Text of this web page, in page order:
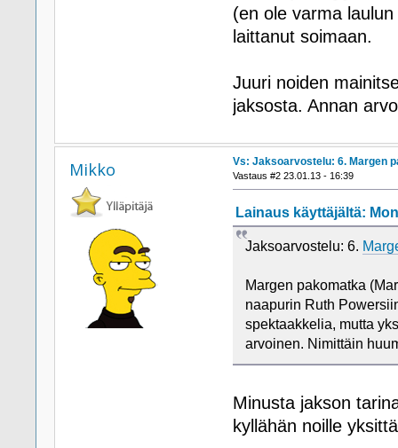
(en ole varma
laittanut soimaan.
Juuri noiden
jaksosta. Annan
Mikko Vs: Jaksoarvostelu: 6. Margen
Vastaus #2 23.01.13 - 16:39
Lainaus käyttäjältä:
Jaksoarvostelu: 6.
Margen pakomatka
naapurin Ruth
spektaakkelia, mutta
arvoinen. Nimittäin
Minusta jakson
kyllähän noille